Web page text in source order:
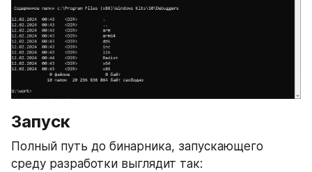
Запуск
Полный путь до бинарника, запускающего
среду разработки выглядит так: